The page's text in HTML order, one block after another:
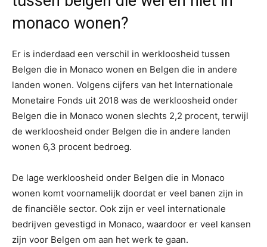
monaco wonen?
Er is inderdaad een verschil in werkloosheid tussen
Belgen die in Monaco wonen en Belgen die in andere
landen wonen. Volgens cijfers van het Internationale
Monetaire Fonds uit 2018 was de werkloosheid onder
Belgen die in Monaco wonen slechts 2,2 procent, terwijl
de werkloosheid onder Belgen die in andere landen
wonen 6,3 procent bedroeg.
De lage werkloosheid onder Belgen die in Monaco
wonen komt voornamelijk doordat er veel banen zijn in
de financiële sector. Ook zijn er veel internationale
bedrijven gevestigd in Monaco, waardoor er veel kansen
zijn voor Belgen om aan het werk te gaan.